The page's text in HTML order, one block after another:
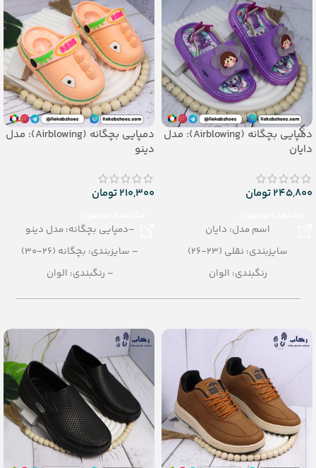
دمپایی بچگانه (Airblowing): مدل
دایان
245,800تومان
اسم مدل: دایان
سایزبندی: نقلی (23-26)
رنگبندی: الوان
چراغدار + سوتی + کشدار
جنس: Airblowing
دمپایی بچگانه (Airblowing): مدل
دینو
210,300تومان
–دمپایی بچگانه: مدل دینو
– سایزبندی: بچگانه (26-30)
– رنگبندی: الوان
– تعداد در کارتن: 24 جفت